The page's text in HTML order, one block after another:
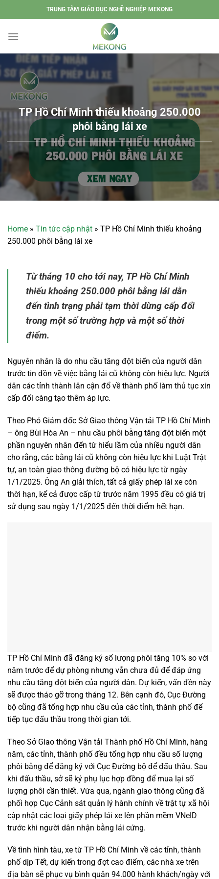
đến
dung
TRUNG TÂM GIÁO DỤC NGHỀ NGHIỆP MEKONG
TP Hồ Chí Minh thiếu khoảng 250.000
phôi bằng lái xe
Home » Tin tức cập nhật » TP Hồ Chí Minh thiếu khoảng
250.000 phôi bằng lái xe
Từ tháng 10 cho tới nay, TP Hồ Chí Minh
thiếu khoảng 250.000 phôi bằng lái dẫn
đến tình trạng phải tạm thời dừng cấp đổi
trong một số trường hợp và một số thời
điểm.
Nguyên nhân là do nhu cầu tăng đột biến của người dân
trước tin đồn về việc bằng lái cũ không còn hiệu lực. Người
dân các tỉnh thành lân cận đổ về thành phố làm thủ tục xin
cấp đổi càng tạo thêm áp lực.
Theo Phó Giám đốc Sở Giao thông Vận tải TP Hồ Chí Minh
– ông Bùi Hòa An – nhu cầu phôi bằng tăng đột biến một
phần nguyên nhân đến từ hiểu lầm của nhiều người dân
cho rằng, các bằng lái cũ không còn hiệu lực khi Luật Trật
tự, an toàn giao thông đường bộ có hiệu lực từ ngày
1/1/2025. Ông An giải thích, tất cả giấy phép lái xe còn
thời hạn, kể cả được cấp từ trước năm 1995 đều có giá trị
sử dụng sau ngày 1/1/2025 đến thời điểm hết hạn.
TP Hồ Chí Minh đã đăng ký số lượng phôi tăng 10% so với
năm trước để dự phòng nhưng vẫn chưa đủ để đáp ứng
nhu cầu tăng đột biến của người dân. Dự kiến, vấn đền này
sẽ được tháo gỡ trong tháng 12. Bên cạnh đó, Cục Đường
bộ cũng đã tổng hợp nhu cầu của các tỉnh, thành phố để
tiếp tục đấu thầu trong thời gian tới.
Theo Sở Giao thông Vận tải Thành phố Hồ Chí Minh, hàng
năm, các tỉnh, thành phố đều tổng hợp nhu cầu số lượng
phôi bằng để đăng ký với Cục Đường bộ để đấu thầu. Sau
khi đấu thầu, sở sẽ ký phụ lục hợp đồng để mua lại số
lượng phôi cần thiết. Vừa qua, ngành giao thông cũng đã
phối hợp Cục Cảnh sát quản lý hành chính về trật tự xã hội
cập nhật các loại giấy phép lái xe lên phần mềm VNeID
trước khi người dân nhận bằng lái cứng.
Về tình hình tàu, xe từ TP Hồ Chí Minh về các tỉnh, thành
phố dịp Tết, dự kiến trong đợt cao điểm, các nhà xe trên
địa bàn sẽ phục vụ bình quân 94.000 hành khách/ngày với